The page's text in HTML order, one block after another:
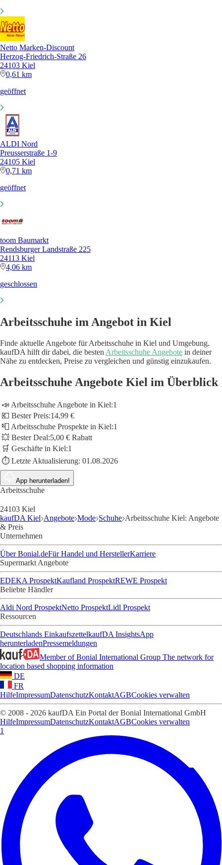
Netto Marken-Discount
Herzog-Friedrich-Straße 26
24103 Kiel
0,61 km
geöffnet
ALDI Nord
Preusserstraße 1-9
24105 Kiel
0,71 km
geöffnet
toom Baumarkt
Rendsburger Landstraße 225
24113 Kiel
4,06 km
geschlossen
Arbeitsschuhe im Angebot in Kiel
Finde aktuelle Angebote für Arbeitsschuhe in Kiel und Umgebung.
kaufDA hilft dir dabei, die besten Arbeitsschuhe Angebote in deiner
Nähe zu entdecken, Preise zu vergleichen und günstig einzukaufen.
Arbeitsschuhe Angebote Kiel im Überblick
📣 Arbeitsschuhe Angebote in Kiel:1
💶 Bester Preis:14,99 €
📮 Arbeitsschuhe Prospekte in Kiel:1
💥 Bester Deal:5,00 € Rabatt
🛒 Geschäfte in Kiel:1
⏱️ Letzte Aktualisierung: 01.08.2026
App herunterladen!
Arbeitsschuhe
24103 Kiel
kaufDA Kiel Angebote Mode Schuhe Arbeitsschuhe Kiel: Angebote
& Preis
Unternehmen
Über Bonial.deFür Handel und HerstellerKarriere
Supermarkt Angebote
EDEKA ProspektKaufland ProspektREWE Prospekt
Beliebte Händler
Aldi Nord ProspektNetto ProspektLidl Prospekt
Ressourcen
Deutschlands EinkaufszettelkaufDA InsightsApp
herunterladenPressemeldungen
Member of Bonial International Group The network for
location based shopping information
DE
FR
HilfeImpressumDatenschutzKontaktAGBCookies verwalten
© 2008 - 2026 kaufDA Ein Portal der Bonial International GmbH
HilfeImpressumDatenschutzKontaktAGBCookies verwalten
1